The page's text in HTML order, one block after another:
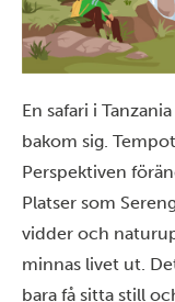
En safari i
bakom sig.
Perspektiven
Platser som
vidder och
minnas livet ut.
bara få sitta still